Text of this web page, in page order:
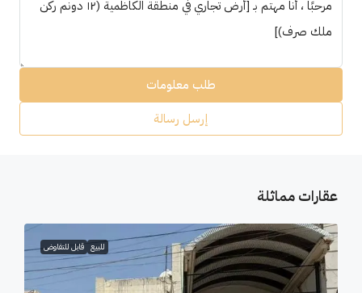
طلب معلومات
إرسل رسالة
عقارات مماثلة
للبيع قابل للتفاوض